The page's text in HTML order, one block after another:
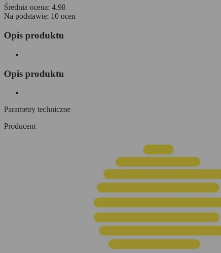
Średnia ocena: 4.98
Na podstawie: 10 ocen
Opis produktu
Opis produktu
Parametry techniczne
Producent